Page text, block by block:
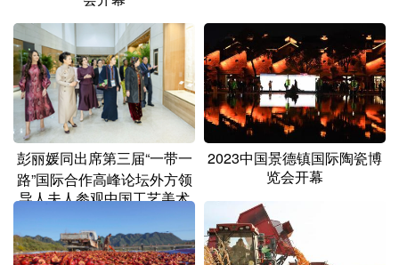
陕西 甘肃 青海 宁夏
新疆 内蒙古 黑龙江
多语种频道
English Español Français عربى
Русский язык 日本語
Deutsch Português
彭丽媛同出席第三届“一带一
路”国际合作高峰论坛外方领
导人夫人参观中国工艺美术
2023中国景德镇国际陶瓷博
览会开幕